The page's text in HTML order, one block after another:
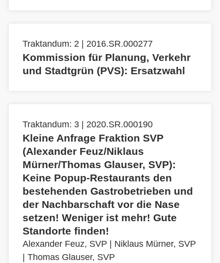
Traktandum: 2 | 2016.SR.000277
Kommission für Planung, Verkehr
und Stadtgrün (PVS): Ersatzwahl
Traktandum: 3 | 2020.SR.000190
Kleine Anfrage Fraktion SVP
(Alexander Feuz/Niklaus
Mürner/Thomas Glauser, SVP):
Keine Popup-Restaurants den
bestehenden Gastrobetrieben und
der Nachbarschaft vor die Nase
setzen! Weniger ist mehr! Gute
Standorte finden!
Alexander Feuz, SVP
Niklaus Mürner, SVP
Thomas Glauser, SVP